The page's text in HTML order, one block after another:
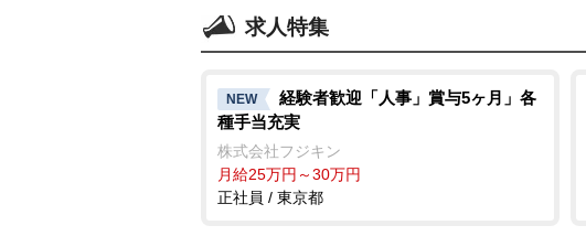
求人特集
NEW
経験者歓迎「人事」賞与5ヶ月」各
種手当充実
株式会社フジキン
月給25万円～30万円
正社員 / 東京都